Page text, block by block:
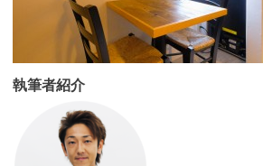
執筆者紹介